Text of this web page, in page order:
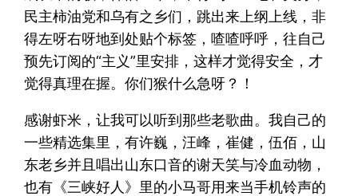
民主柿油党和乌有之乡们，跳出来上纲上线，非
得左呀右呀地到处贴个标签，喳喳呼呼，往自己
预先订阅的“主义”里安排，这样才觉得安全，才
觉得真理在握。你们猴什么急呀？！
感谢虾米，让我可以听到那些老歌曲。我自己的
一些精选集里，有许巍，汪峰，崔健，伍佰，山
东老乡并且唱出山东口音的谢天笑与冷血动物，
也有《三峡好人》里的小马哥用来当手机铃声的